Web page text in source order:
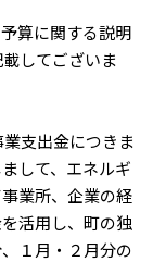
算に関する説明
してございま
支出金につきま
して、エネルギ
業所、企業の経
活用し、町の独
１月・２月分の